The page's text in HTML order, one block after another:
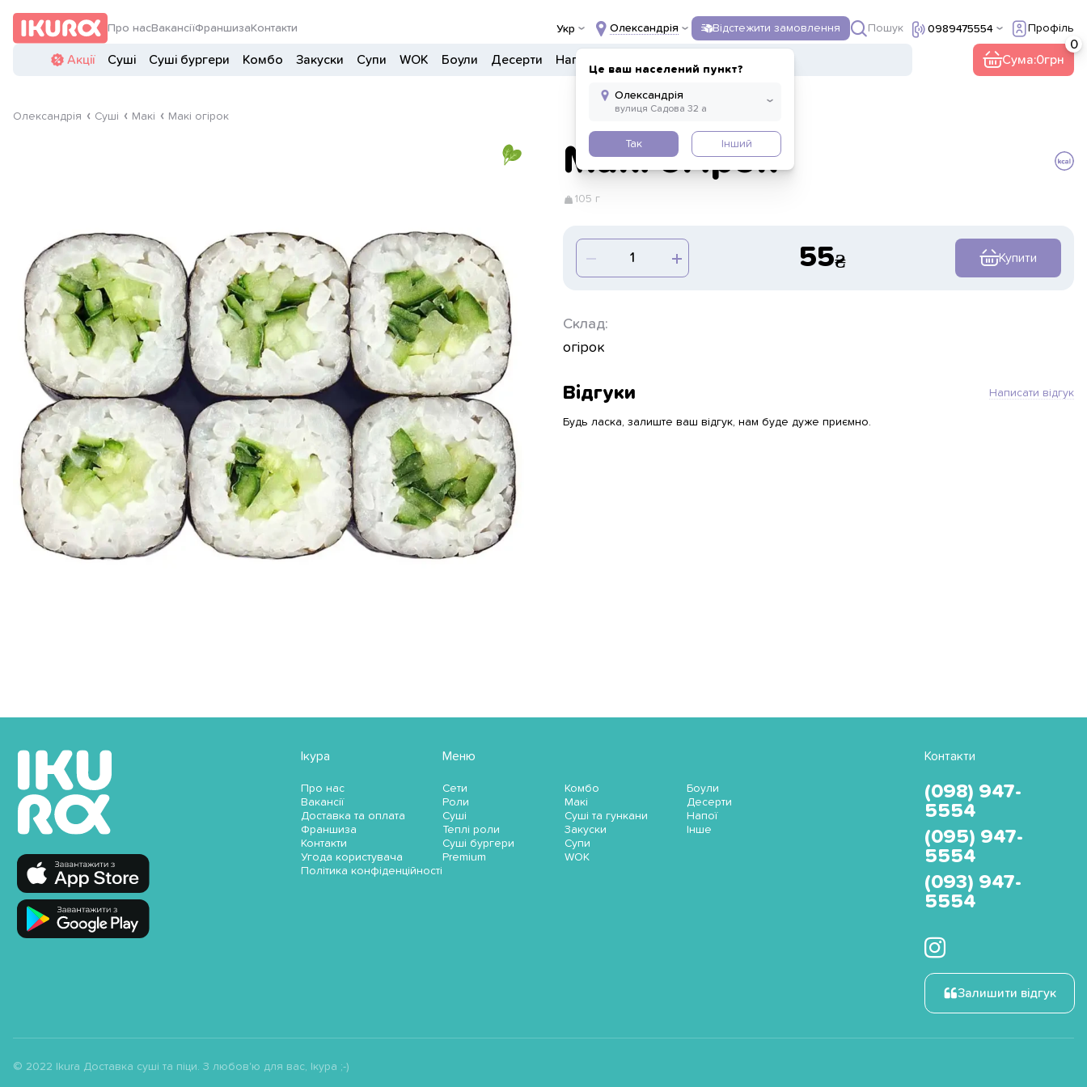
Про насВакансіїФраншиза Контакти Укр Олександрія
Це ваш населений пункт?
Так Інший
Відстежити замовлення Пошук 0989475554 Профіль
Акції Суші Суші бургери Комбо Закуски Супи WOK Боули Десерти Напої Сума:0
Олександрія Суші Макі Макі огірок
Макі огірок
105 г
55 Купити
Склад:
огірок
Відгуки Написати відгук
Будь ласка, залиште ваш відгук, нам буде дуже приємно.
Ікура
Про нас
Вакансії
Доставка та оплата
Франшиза
Контакти
Угода користувача
Політика конфіденційності
Меню
Сети
Роли
Суші
Теплі роли
Суші бургери
Premium
Комбо
Макі
Суші та гункани
Закуски
Супи
WOK
Боули
Десерти
Напої
Інше
Контакти
(098) 947-
5554
(095) 947-
5554
(093) 947-
5554
Залишити відгук
© 2022 Ikura Доставка суші та піци. З любов'ю для вас, Ікура ;-)